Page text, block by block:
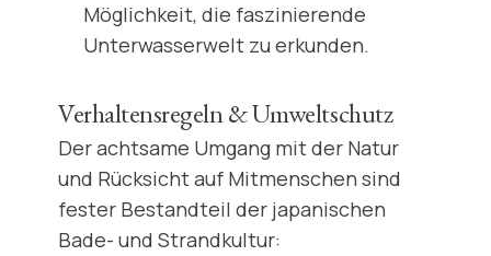
Möglichkeit, die faszinierende
Unterwasserwelt zu erkunden.
Verhaltensregeln & Umweltschutz
Der achtsame Umgang mit der Natur
und Rücksicht auf Mitmenschen sind
fester Bestandteil der japanischen
Bade- und Strandkultur: